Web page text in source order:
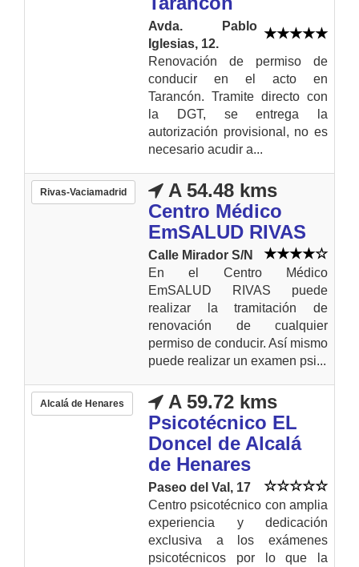
Avda. Pablo
Iglesias, 12.
Renovación de permiso de
conducir en el acto en
Tarancón. Tramite directo con
la DGT, se entrega la
autorización provisional, no es
necesario acudir a...
Rivas-Vaciamadrid
A 54.48 kms
Centro Médico
EmSALUD RIVAS
Calle Mirador S/N
En el Centro Médico
EmSALUD RIVAS puede
realizar la tramitación de
renovación de cualquier
permiso de conducir. Así mismo
puede realizar un examen psi...
Alcalá de Henares
A 59.72 kms
Psicotécnico EL
Doncel de Alcalá
de Henares
Paseo del Val, 17
Centro psicotécnico con amplia
experiencia y dedicación
exclusiva a los exámenes
psicotécnicos por lo que la